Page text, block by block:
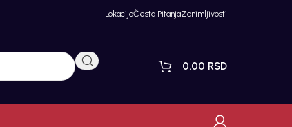
LokacijaČesta PitanjaZanimljivosti
0.00 RSD